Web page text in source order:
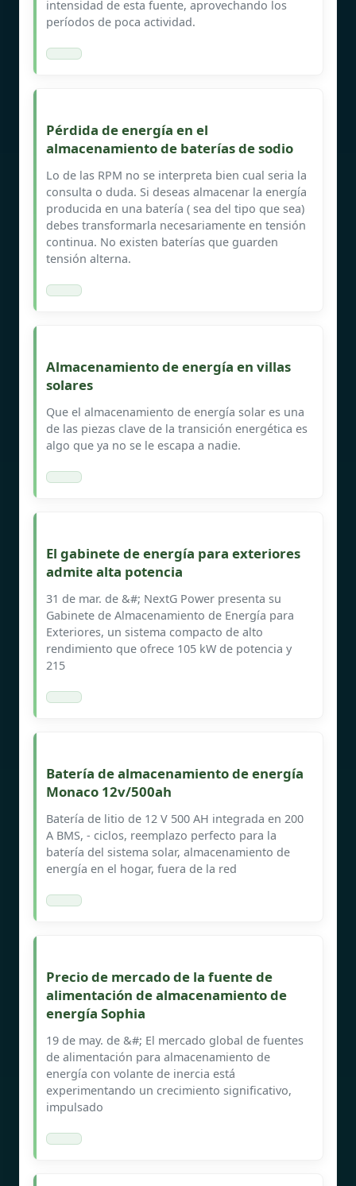
intensidad de esta fuente, aprovechando los
períodos de poca actividad.
Pérdida de energía en el
almacenamiento de baterías de sodio
Lo de las RPM no se interpreta bien cual seria la
consulta o duda. Si deseas almacenar la energía
producida en una batería ( sea del tipo que sea)
debes transformarla necesariamente en tensión
continua. No existen baterías que guarden
tensión alterna.
Almacenamiento de energía en villas
solares
Que el almacenamiento de energía solar es una
de las piezas clave de la transición energética es
algo que ya no se le escapa a nadie.
El gabinete de energía para exteriores
admite alta potencia
31 de mar. de &#; NextG Power presenta su
Gabinete de Almacenamiento de Energía para
Exteriores, un sistema compacto de alto
rendimiento que ofrece 105 kW de potencia y
215
Batería de almacenamiento de energía
Monaco 12v/500ah
Batería de litio de 12 V 500 AH integrada en 200
A BMS, - ciclos, reemplazo perfecto para la
batería del sistema solar, almacenamiento de
energía en el hogar, fuera de la red
Precio de mercado de la fuente de
alimentación de almacenamiento de
energía Sophia
19 de may. de &#; El mercado global de fuentes
de alimentación para almacenamiento de
energía con volante de inercia está
experimentando un crecimiento significativo,
impulsado